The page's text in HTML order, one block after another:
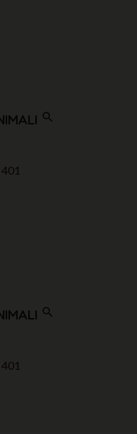
search
search